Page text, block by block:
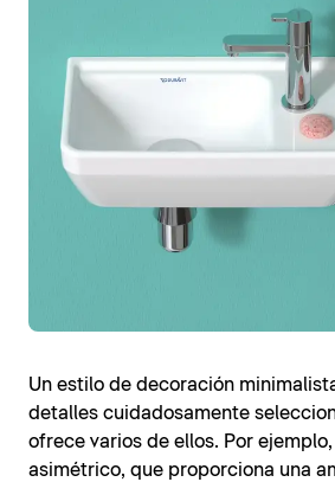
Un estilo de decoración
detalles cuidadosamente
ofrece varios de ellos. Por
asimétrico, que proporciona una